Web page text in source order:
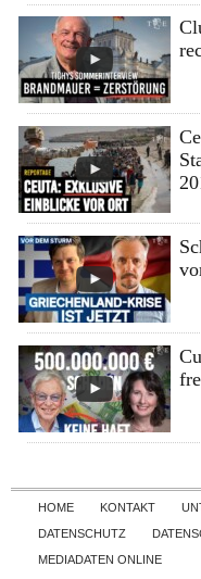
HOME KONTAKT
DATENSCHUTZ
MEDIADATEN ONLINE